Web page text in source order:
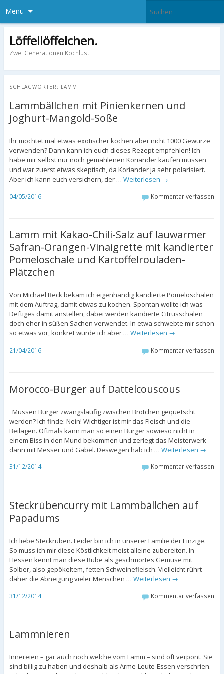
Menü
Löffellöffelchen.
Zwei Generationen Kochlust.
SCHLAGWÖRTER: LAMM
Lammbällchen mit Pinienkernen und
Joghurt-Mangold-Soße
Ihr möchtet mal etwas exotischer kochen aber nicht 1000 Gewürze
verwenden? Dann kann ich euch dieses Rezept empfehlen! Ich
habe mir selbst nur noch gemahlenen Koriander kaufen müssen
und war zuerst etwas skeptisch, da Koriander ja sehr polarisiert.
Aber ich kann euch versichern, der … Weiterlesen →
04/05/2016 Kommentar verfassen
Lamm mit Kakao-Chili-Salz auf lauwarmer
Safran-Orangen-Vinaigrette mit kandierter
Pomeloschale und Kartoffelrouladen-
Plätzchen
Von Michael Beck bekam ich eigenhändig kandierte Pomeloschalen
mit dem Auftrag, damit etwas zu kochen. Spontan wollte ich was
Deftiges damit anstellen, dabei werden kandierte Citrusschalen
doch eher in süßen Sachen verwendet. In etwa schwebte mir schon
so etwas vor, konkret wurde ich aber … Weiterlesen →
21/04/2016 Kommentar verfassen
Morocco-Burger auf Dattelcouscous
Müssen Burger zwangsläufig zwischen Brötchen gequetscht
werden? Ich finde: Nein! Wichtiger ist mir das Fleisch und die
Beilagen. Oftmals kann man so einen Burger sowieso nicht in
einem Biss in den Mund bekommen und zerlegt das Meisterwerk
dann mit Messer und Gabel. Deswegen hab ich … Weiterlesen →
31/12/2014 Kommentar verfassen
Steckrübencurry mit Lammbällchen auf
Papadums
Ich liebe Steckrüben. Leider bin ich in unserer Familie der Einzige.
So muss ich mir diese Köstlichkeit meist alleine zubereiten. In
Hessen kennt man diese Rübe als geschmortes Gemüse mit
Solber, also gepökeltem, fetten Schweinefleisch. Vielleicht rührt
daher die Abneigung vieler Menschen … Weiterlesen →
31/12/2014 Kommentar verfassen
Lammnieren
Innereien – gar auch noch welche vom Lamm – sind oft verpönt. Sie
sind billig zu haben und deshalb als Arme-Leute-Essen verschrien.